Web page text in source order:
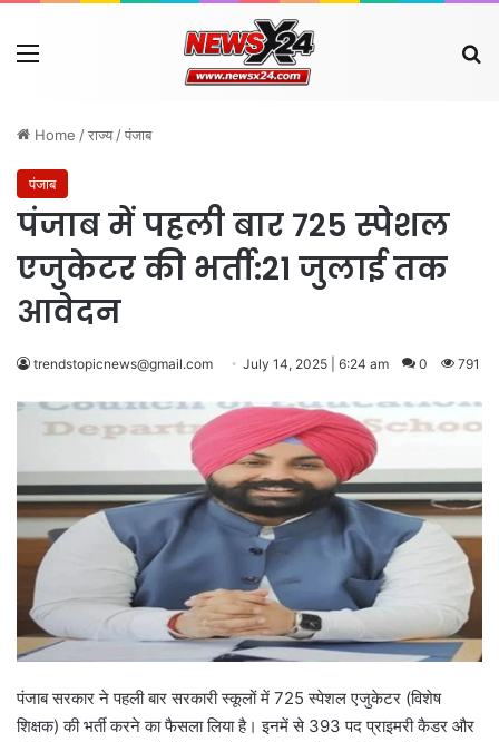
Menu
Home /राज्य /पंजाब
पंजाब
पंजाब में पहली बार 725 स्पेशल
एजुकेटर की भर्ती:21 जुलाई तक
आवेदन
trendstopicnews@gmail.com July 14, 2025 | 6:24 am 0 791
पंजाब सरकार ने पहली बार सरकारी स्कूलों में 725 स्पेशल एजुकेटर (विशेष
शिक्षक) की भर्ती करने का फैसला लिया है। इनमें से 393 पद प्राइमरी कैडर और